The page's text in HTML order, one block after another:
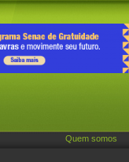
Quem somos